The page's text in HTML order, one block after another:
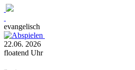
evangelisch
22.06. 2026
floatend Uhr